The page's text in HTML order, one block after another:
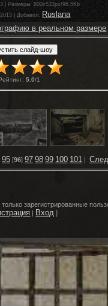
| Размеры: 800x533px/96.5Kb
|Добавил:Ruslana
в реальном размере
:5.0/1
95[96] 97 98 99 100 101 |
зарегистрированные
Вход ]